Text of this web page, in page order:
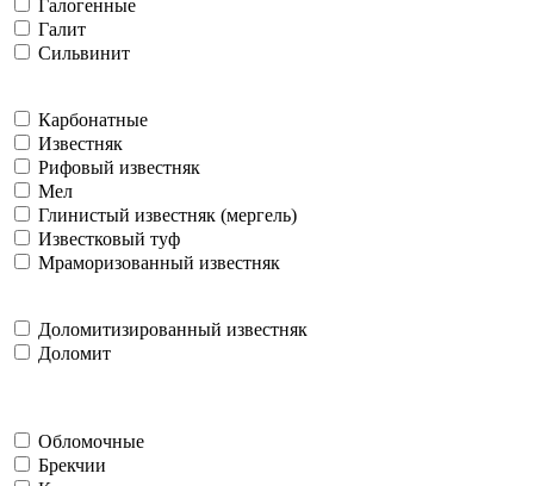
Галогенные
Галит
Сильвинит
Карбонатные
Известняк
Рифовый известняк
Мел
Глинистый известняк (мергель)
Известковый туф
Мраморизованный известняк
Доломитизированный известняк
Доломит
Обломочные
Брекчии